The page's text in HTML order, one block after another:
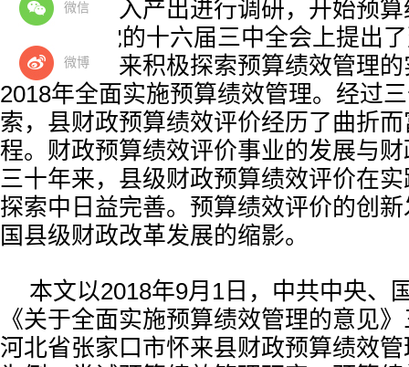
微信
微博
房资金的投入产出进行调研，开始预
2003年在党的十六届三中全会上提出
价体系，怀来积极探索预算绩效管理
2018年全面实施预算绩效管理。经过
索，县财政预算绩效评价经历了曲折
程。财政预算绩效评价事业的发展与
三十年来，县级财政预算绩效评价在
探索中日益完善。预算绩效评价的创
国县级财政改革发展的缩影。
本文以2018年9月1日，中共中央、
《关于全面实施预算绩效管理的意见
河北省张家口市怀来县财政预算绩效